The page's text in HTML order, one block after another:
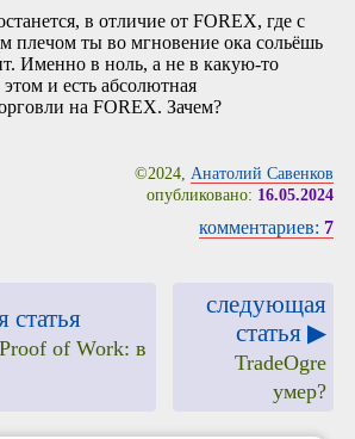
в отличие от FOREX, где с
плечом ты во мгновение ока сольёшь
Именно в ноль, а не в какую-то
и есть абсолютная
на FOREX. Зачем?
©2024, Анатолий Савенков
опубликовано: 16.05.2024
комментариев: 7
of Work: в
следующая
статья ▶
TradeOgre
умер?